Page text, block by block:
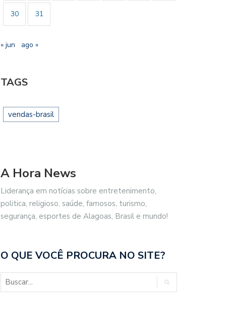
30 31
« jun ago »
TAGS
vendas-brasil
A Hora News
Liderança em notícias sobre entretenimento,
politica, religioso, saúde, famosos, turismo,
segurança, esportes de Alagoas, Brasil e mundo!
O QUE VOCÊ PROCURA NO SITE?